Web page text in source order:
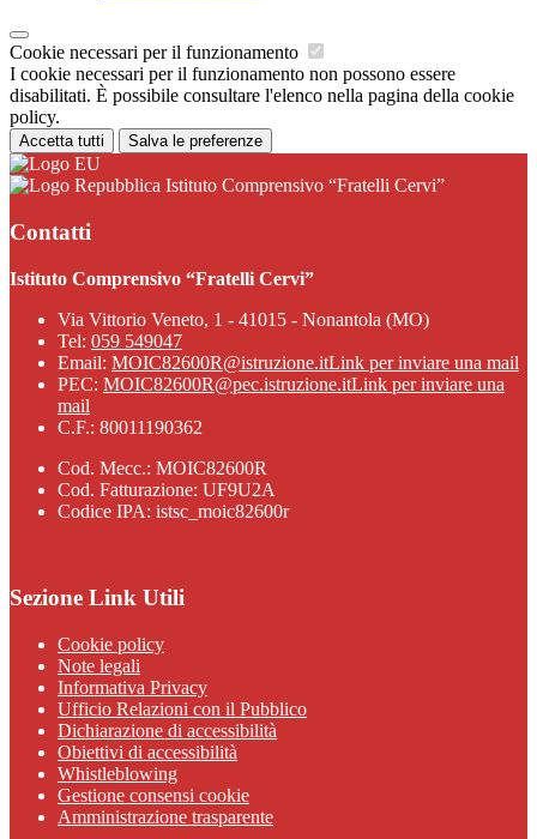
Cookie necessari per il funzionamento
I cookie necessari per il funzionamento non possono essere
disabilitati. È possibile consultare l'elenco nella pagina della cookie
policy.
Accetta tutti Salva le preferenze
Istituto Comprensivo “Fratelli Cervi”
Contatti
Istituto Comprensivo “Fratelli Cervi”
Via Vittorio Veneto, 1 - 41015 - Nonantola (MO)
Tel: 059 549047
Email: MOIC82600R@istruzione.itLink per inviare una mail
PEC: MOIC82600R@pec.istruzione.itLink per inviare una
mail
C.F.: 80011190362
Cod. Mecc.: MOIC82600R
Cod. Fatturazione: UF9U2A
Codice IPA: istsc_moic82600r
Sezione Link Utili
Cookie policy
Note legali
Informativa Privacy
Ufficio Relazioni con il Pubblico
Dichiarazione di accessibilità
Obiettivi di accessibilità
Whistleblowing
Gestione consensi cookie
Amministrazione trasparente